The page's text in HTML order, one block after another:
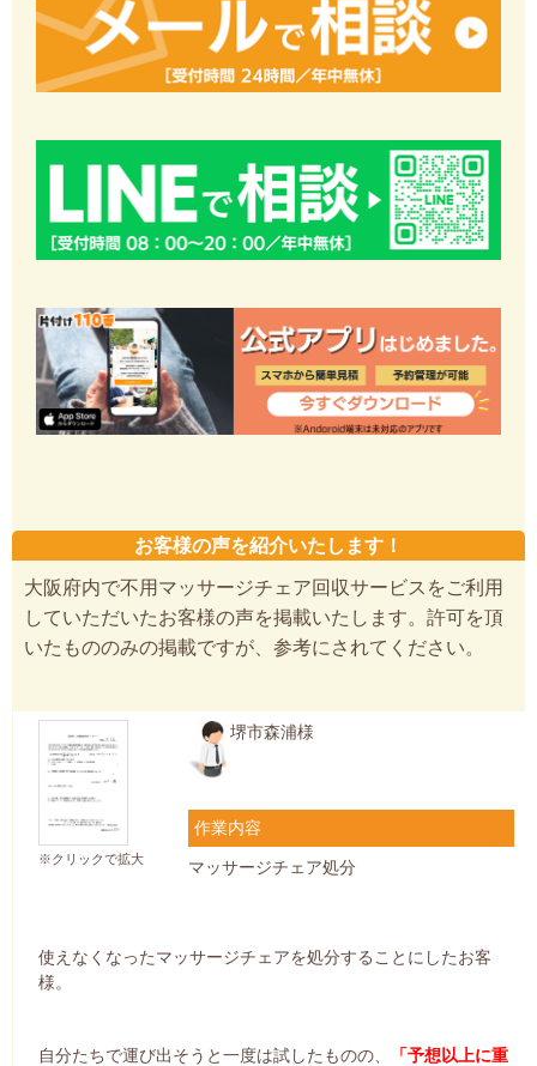
お客様の声を紹介いたします！
大阪府内で不用マッサージチェア回収サービスをご利用
していただいたお客様の声を掲載いたします。許可を頂
いたもののみの掲載ですが、参考にされてください。
※クリックで拡大
堺市森浦様
作業内容
マッサージチェア処分
使えなくなったマッサージチェアを処分することにしたお客
様。
自分たちで運び出そうと一度は試したものの、
「予想以上に重